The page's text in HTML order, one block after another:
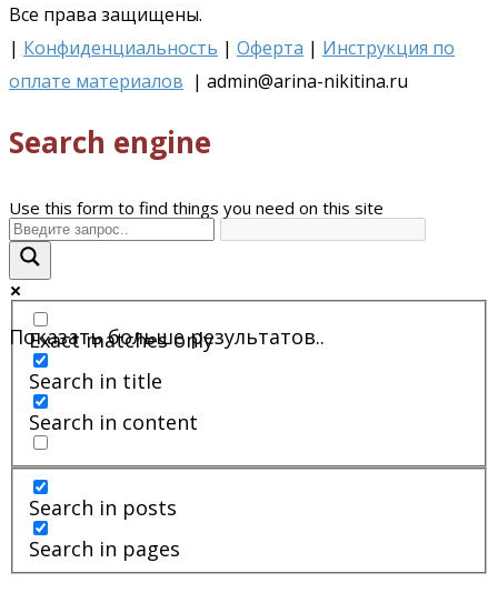
Все права защищены.
| Конфиденциальность | Оферта | Инструкция по
оплате материалов | admin@arina-nikitina.ru
Search engine
Use this form to find things you need on this site
Показать больше результатов..
Exact matches only
Search in title
Search in content
Search in posts
Search in pages